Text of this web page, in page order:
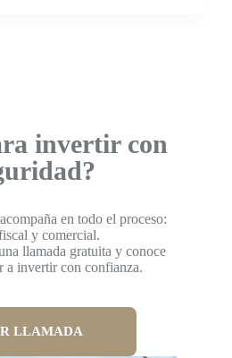
invertir con
en todo el proceso:
y comercial.
llamada gratuita y conoce
a invertir con confianza.
LLAMADA